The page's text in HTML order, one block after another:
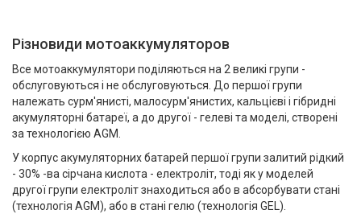
Різновиди мотоаккумуляторов
Все мотоаккумулятори поділяються на 2 великі групи -
обслуговуються і не обслуговуються. До першої групи
належать сурм'янисті, малосурм'янистих, кальцієві і гібридні
акумуляторні батареї, а до другої - гелеві та моделі, створені
за технологією AGM.
У корпус акумуляторних батарей першої групи залитий рідкий
- 30% -ва сірчана кислота - електроліт, тоді як у моделей
другої групи електроліт знаходиться або в абсорбувати стані
(технологія AGM), або в стані гелю (технологія GEL).